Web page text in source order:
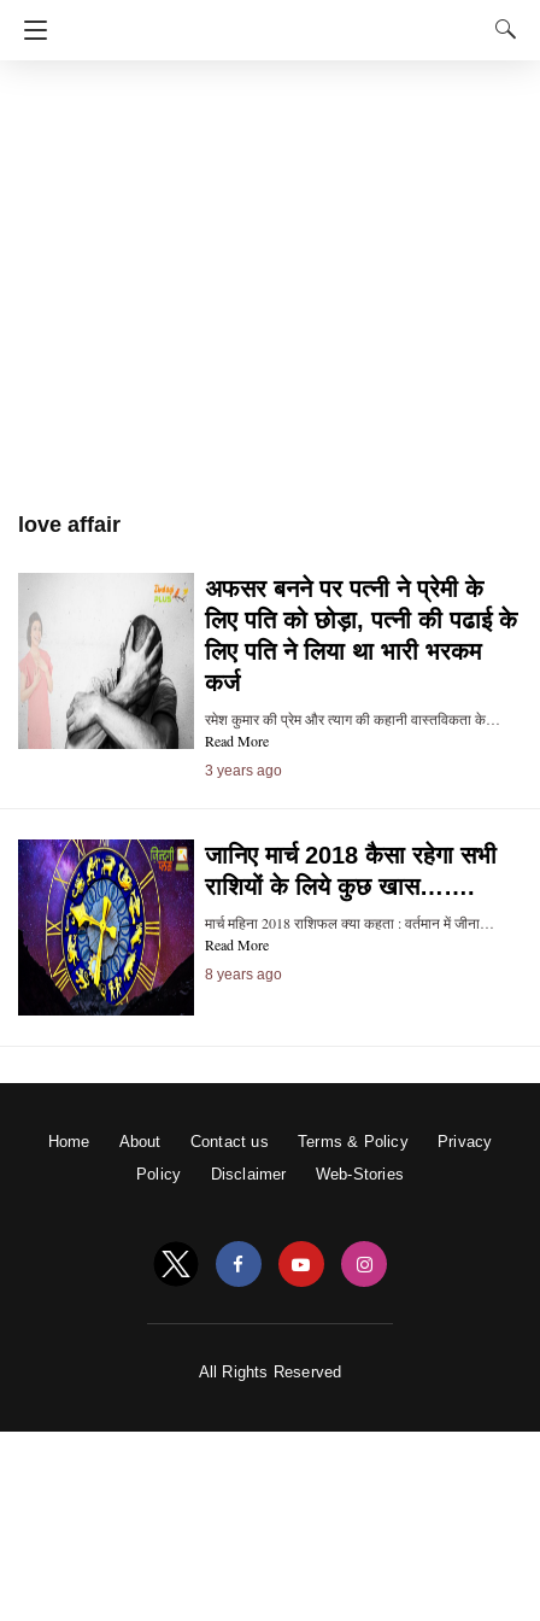
love affair
अफसर बनने पर पत्नी ने प्रेमी के
लिए पति को छोड़ा, पत्नी की पढाई के
लिए पति ने लिया था भारी भरकम
कर्ज
रमेश कुमार की प्रेम और त्याग की कहानी वास्तविकता के…
Read More
3 years ago
जानिए मार्च 2018 कैसा रहेगा सभी
राशियों के लिये कुछ खास…….
मार्च महिना 2018 राशिफल क्या कहता : वर्तमान में जीना…
Read More
8 years ago
Home About Contact us Terms & Policy
Privacy
Policy
Disclaimer Web-Stories
All Rights Reserved